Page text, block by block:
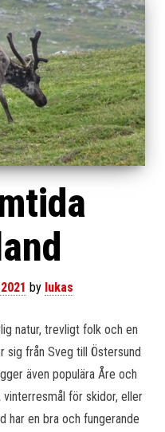
by lukas
natur, trevligt folk och en
sig från Sveg till Östersund
även populära Åre och
vinterresmål för skidor, eller
har en bra och fungerande